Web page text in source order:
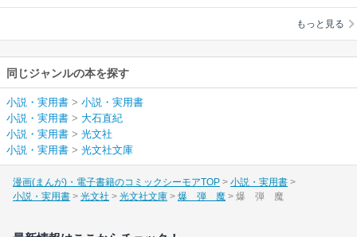
もっと見る
同じジャンルの本を探す
小説・実用書 > 小説・実用書
小説・実用書 > 大石直紀
小説・実用書 > 光文社
小説・実用書 > 光文社文庫
漫画(まんが)・電子書籍のコミックシーモアTOP
小説・実用書
小説・実用書
光文社 光文社文庫 爆 弾 魔 爆 弾 魔